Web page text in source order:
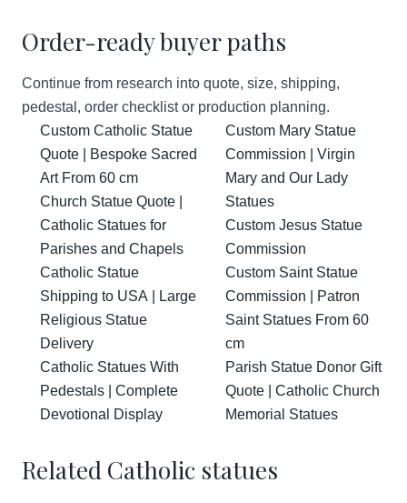
Order-ready buyer paths
Continue from research into quote, size, shipping,
pedestal, order checklist or production planning.
Custom Catholic Statue
Quote | Bespoke Sacred
Art From 60 cm
Church Statue Quote |
Catholic Statues for
Parishes and Chapels
Catholic Statue
Shipping to USA | Large
Religious Statue
Delivery
Catholic Statues With
Pedestals | Complete
Devotional Display
Custom Mary Statue
Commission | Virgin
Mary and Our Lady
Statues
Custom Jesus Statue
Commission
Custom Saint Statue
Commission | Patron
Saint Statues From 60
cm
Parish Statue Donor Gift
Quote | Catholic Church
Memorial Statues
Related Catholic statues